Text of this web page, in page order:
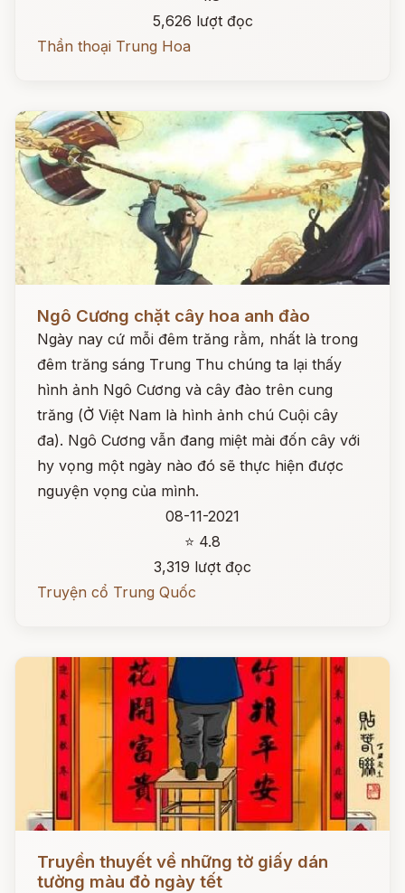
5,626 lượt đọc
Thần thoại Trung Hoa
Ngô Cương chặt cây hoa anh đào
Ngày nay cứ mỗi đêm trăng rằm, nhất là trong
đêm trăng sáng Trung Thu chúng ta lại thấy
hình ảnh Ngô Cương và cây đào trên cung
trăng (Ở Việt Nam là hình ảnh chú Cuội cây
đa). Ngô Cương vẫn đang miệt mài đốn cây với
hy vọng một ngày nào đó sẽ thực hiện được
nguyện vọng của mình.
08-11-2021
⭐ 4.8
3,319 lượt đọc
Truyện cổ Trung Quốc
Đọc ngay
Truyền thuyết về những tờ giấy dán
tường màu đỏ ngày tết